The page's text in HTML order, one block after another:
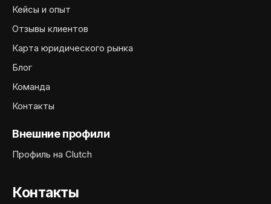
Кейсы и опыт
Отзывы клиентов
Карта юридического рынка
Блог
Команда
Контакты
Внешние профили
Профиль на Clutch
Контакты